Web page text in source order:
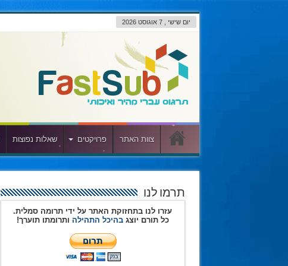
יום שישי , 7 אוגוסט 2026
צוות האתר פרויקטים שאלות נפוצות
תרמו לנו
עזרו לנו בתחזוקת האתר על ידי תרומה סמלית.
כל תורם יוצגבהיכל התהילה ותרומתו תוערך!